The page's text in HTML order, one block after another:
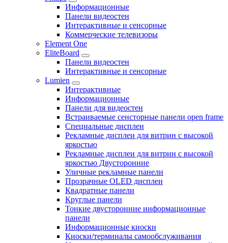
Информационные
Панели видеостен
Интерактивные и сенсорные
Коммерческие телевизоры
Element One
EliteBoard
Панели видеостен
Интерактивные и сенсорные
Lumien
Интерактивные
Информационные
Панели для видеостен
Встраиваемые сенсторные панели open frame
Специальные дисплеи
Рекламные дисплеи для витрин с высокой
яркостью
Рекламные дисплеи для витрин с высокой
яркостью Двусторонние
Уличные рекламные панели
Прозрачные OLED дисплеи
Квадратные панели
Круглые панели
Тонкие двусторонние информационные
панели
Информационные киоски
Киоски/терминалы самообслуживания